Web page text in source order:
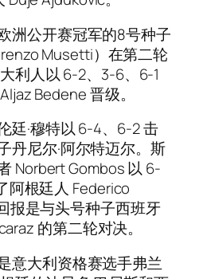
洲公开赛冠军的8号种子
Musetti）在第二轮
利人以 6-2、3-6、6-1
Bedene 晋级。
廷·穆特以 6-4、6-2 击
丹尼尔·阿尔特迈尔。斯
Norbert Gombos 以 6-
阿根廷人 Federico
报是与头号种子西班牙
的第二轮对决。
意大利资格赛选手弗兰